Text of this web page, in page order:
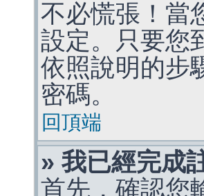
不必慌張！當
設定。只要您
依照說明的步
密碼。
回頂端
» 我已經完成
首先，確認您